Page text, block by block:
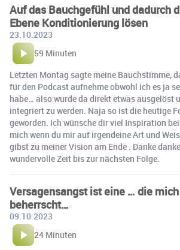
Auf das Bauchgefühl und dadurch
Ebene Konditionierung lösen
23.10.2023
59 Minuten
Letzten Montag sagte meine Bauchstimme,
für den Podcast aufnehme obwohl ich es ja
habe… also wurde da direkt etwas ausgelöst
integriert zu werden. Naja so ist die heutige
geworden. Ich wünsche dir viel Inspiration
mich wenn du mir auf irgendeine Art und
gibst zu meiner Vision am Ende . Danke
wundervolle Zeit bis zur nächsten Folge.
Versagensangst ist eine … die
beherrscht…
09.10.2023
24 Minuten